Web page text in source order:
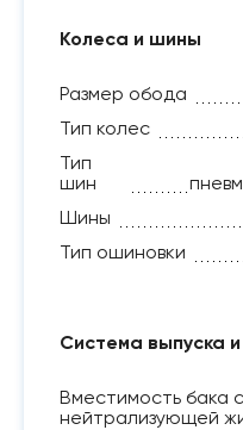
Колеса и шины
Размер обода
Тип колес
Тип
шин
Шины
Тип ошиновки
Система выпуска
Вместимость бака с
нейтрализующей